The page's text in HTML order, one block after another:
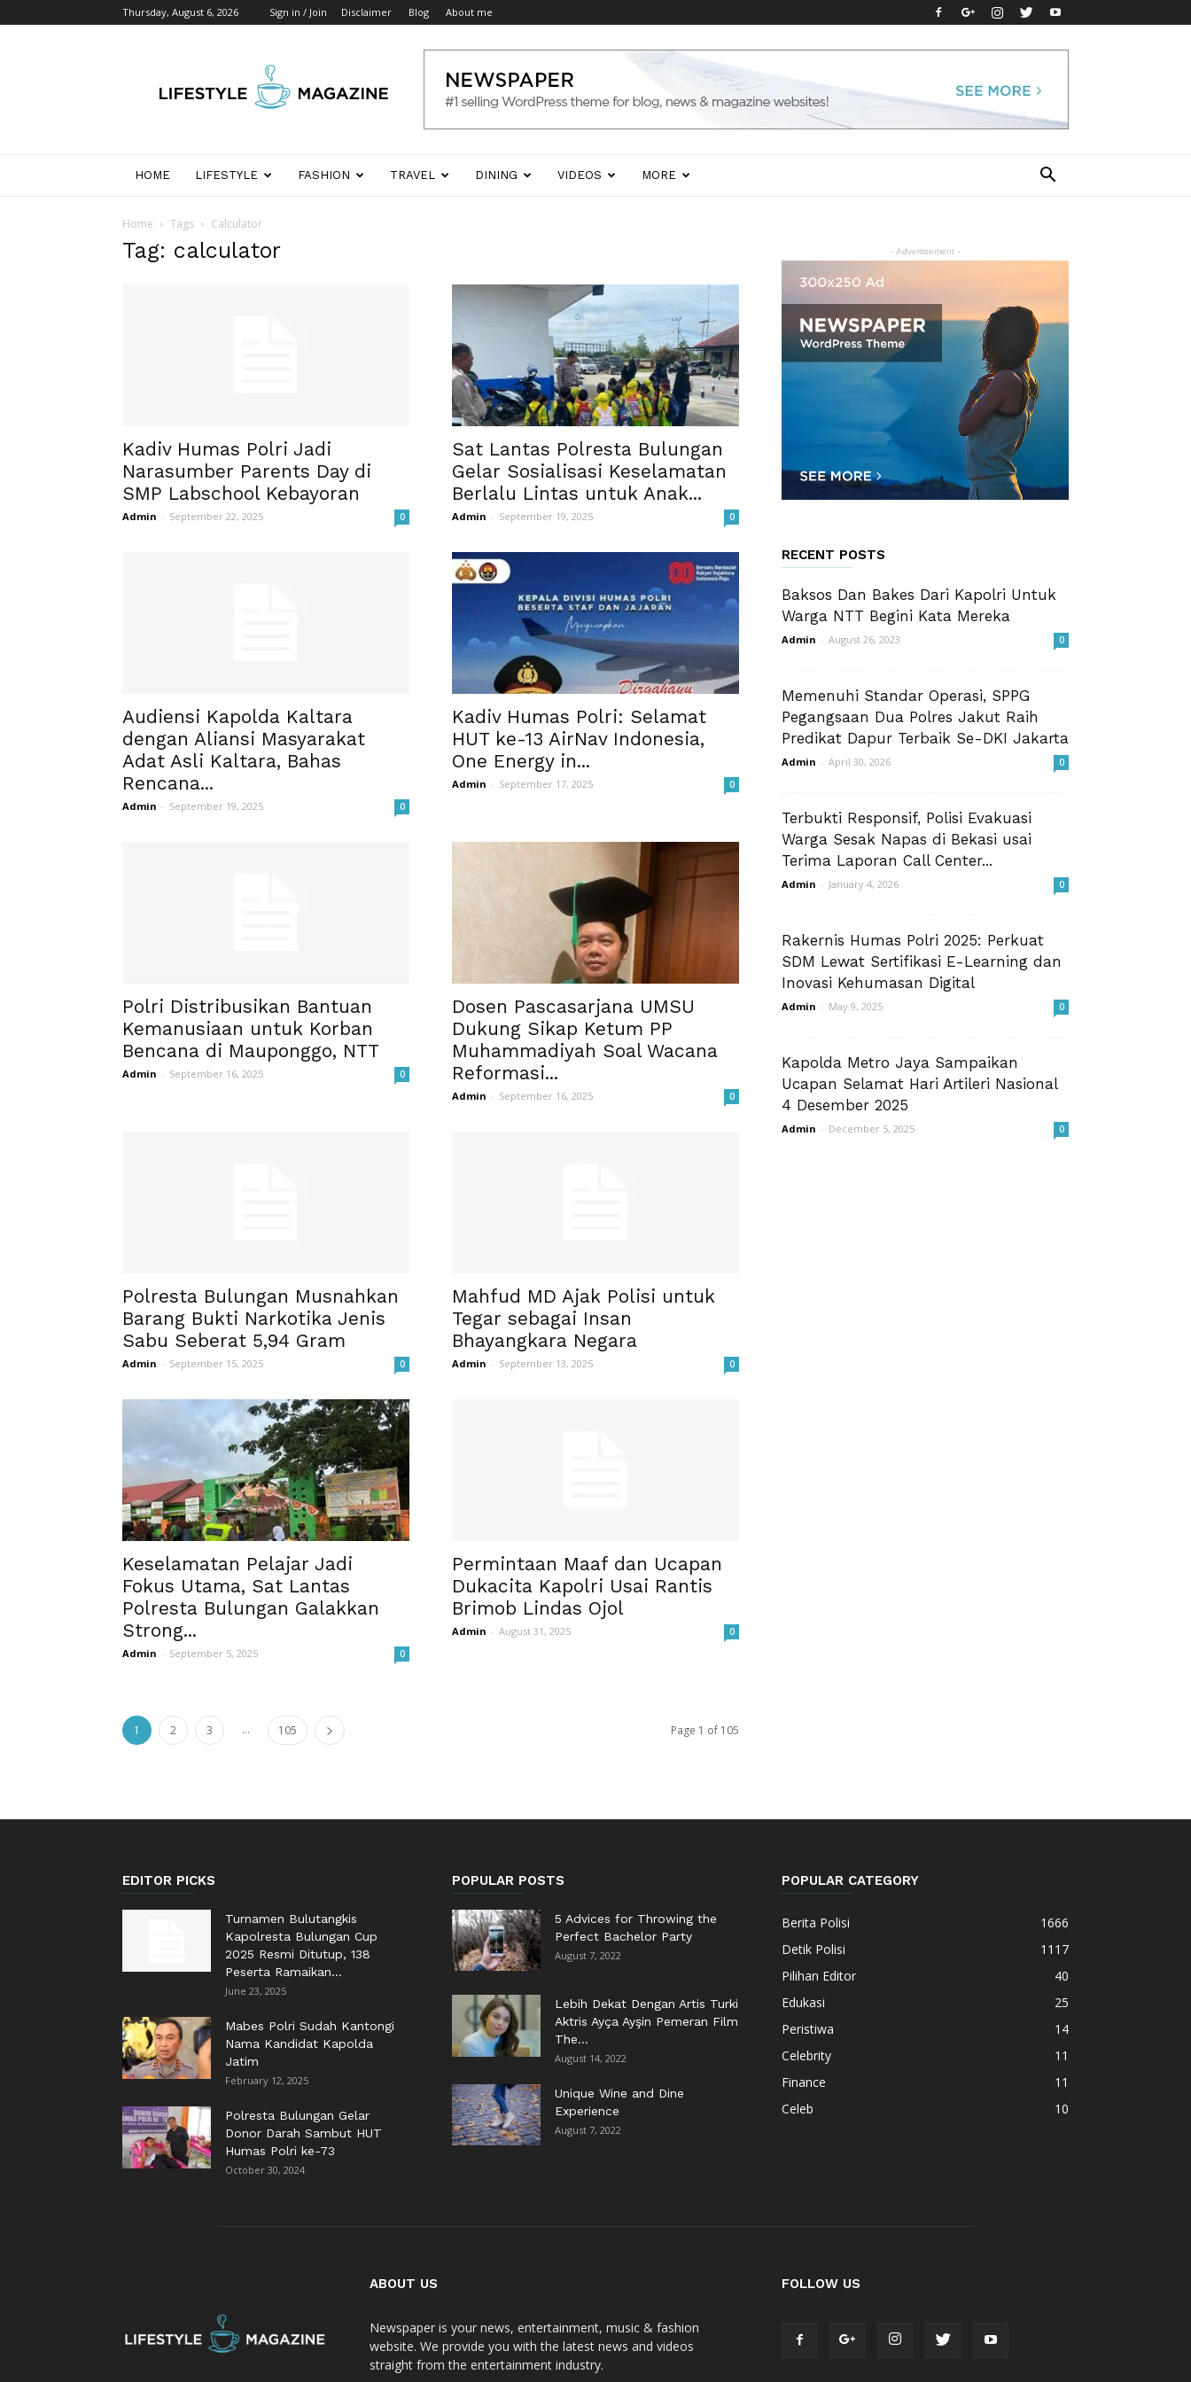
Thursday, August 6, 2026 Sign in / Join Disclaimer Blog About me
Indonesia
HOME LIFESTYLE FASHION TRAVEL DINING VIDEOS MORE
Home Tags Calculator
Tag: calculator
Kadiv Humas Polri Jadi
Narasumber Parents Day di
SMP Labschool Kebayoran
Admin - September 22, 2025 0
Sat Lantas Polresta Bulungan
Gelar Sosialisasi Keselamatan
Berlalu Lintas untuk Anak...
Admin - September 19, 2025 0
Audiensi Kapolda Kaltara
dengan Aliansi Masyarakat
Adat Asli Kaltara, Bahas
Rencana...
Admin - September 19, 2025 0
Kadiv Humas Polri: Selamat
HUT ke-13 AirNav Indonesia,
One Energy in...
Admin - September 17, 2025 0
Polri Distribusikan Bantuan
Kemanusiaan untuk Korban
Bencana di Mauponggo, NTT
Admin - September 16, 2025 0
Dosen Pascasarjana UMSU
Dukung Sikap Ketum PP
Muhammadiyah Soal Wacana
Reformasi...
Admin - September 16, 2025 0
Polresta Bulungan Musnahkan
Barang Bukti Narkotika Jenis
Sabu Seberat 5,94 Gram
Admin - September 15, 2025 0
Mahfud MD Ajak Polisi untuk
Tegar sebagai Insan
Bhayangkara Negara
Admin - September 13, 2025 0
Keselamatan Pelajar Jadi
Fokus Utama, Sat Lantas
Polresta Bulungan Galakkan
Strong...
Admin - September 5, 2025 0
Permintaan Maaf dan Ucapan
Dukacita Kapolri Usai Rantis
Brimob Lindas Ojol
Admin - August 31, 2025 0
1 2 3 ... 105 Page 1 of 105
- Advertisement -
RECENT POSTS
Baksos Dan Bakes Dari Kapolri Untuk
Warga NTT Begini Kata Mereka
Admin - August 26, 2023 0
Memenuhi Standar Operasi, SPPG
Pegangsaan Dua Polres Jakut Raih
Predikat Dapur Terbaik Se-DKI Jakarta
Admin - April 30, 2026 0
Terbukti Responsif, Polisi Evakuasi
Warga Sesak Napas di Bekasi usai
Terima Laporan Call Center...
Admin - January 4, 2026 0
Rakernis Humas Polri 2025: Perkuat
SDM Lewat Sertifikasi E-Learning dan
Inovasi Kehumasan Digital
Admin - May 9, 2025 0
Kapolda Metro Jaya Sampaikan
Ucapan Selamat Hari Artileri Nasional
4 Desember 2025
Admin - December 5, 2025 0
EDITOR PICKS
Turnamen Bulutangkis
Kapolresta Bulungan Cup
2025 Resmi Ditutup, 138
Peserta Ramaikan...
June 23, 2025
Mabes Polri Sudah Kantongi
Nama Kandidat Kapolda
Jatim
February 12, 2025
Polresta Bulungan Gelar
Donor Darah Sambut HUT
Humas Polri ke-73
October 30, 2024
POPULAR POSTS
5 Advices for Throwing the
Perfect Bachelor Party
August 7, 2022
Lebih Dekat Dengan Artis Turki
Aktris Ayça Ayşin Pemeran Film
The...
August 14, 2022
Unique Wine and Dine
Experience
August 7, 2022
POPULAR CATEGORY
Berita Polisi
1666
Detik Polisi
1117
Pilihan Editor
40
Edukasi
25
Peristiwa
14
Celebrity
11
Finance
11
Celeb
10
ABOUT US
Newspaper is your news, entertainment, music & fashion
website. We provide you with the latest news and videos
straight from the entertainment industry.
FOLLOW US